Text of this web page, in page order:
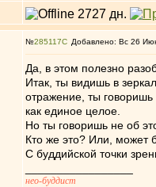
№285117 Добавлено: Вс 26
Да, в этом полезно
Итак, ты видишь в
отражение, ты говоришь
как единое целое.
Но ты говоришь не об
Кто же это? Или, может
С буддийской точки
нео-буддист